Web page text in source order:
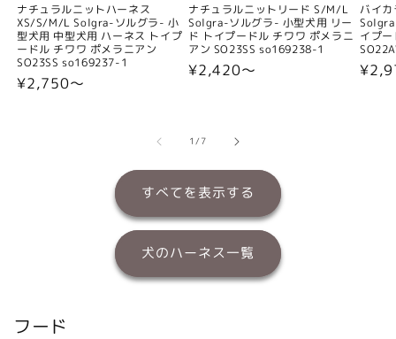
ナチュラルニットハーネス
XS/S/M/L Solgra-ソルグラ- 小
型犬用 中型犬用 ハーネス トイプ
ードル チワワ ポメラニアン
SO23SS so169237-1
通
¥2,750〜
ナチュラルニットリード S/M/L
Solgra-ソルグラ- 小型犬用 リー
ド トイプードル チワワ ポメラニ
アン SO23SS so169238-1
通
¥2,420〜
バイ
イプ
通
1/の
7
すべてを表示する
犬のハーネス一覧
フード